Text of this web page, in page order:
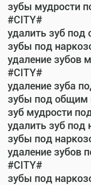
зубы мудрости
#CITY#
удалить зуб
зубы под
удаление зубов
#CITY#
удаление зуба
зубы под общим
зуб мудрости
удалить зуб под
зубы под
удаление зубов
#CITY#
зубы под